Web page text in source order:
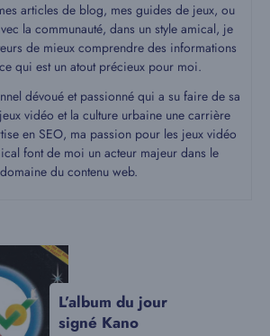
articles de blog, mes guides de jeux, ou
la communauté, dans un style amical, je
de mieux comprendre des informations
qui est un atout précieux pour moi.
dévoué et passionné qui a su faire de sa
vidéo et la culture urbaine une carrière
en SEO, ma passion pour les jeux vidéo
font de moi un acteur majeur dans le
domaine du contenu web.
L’album du jour
signé Kano